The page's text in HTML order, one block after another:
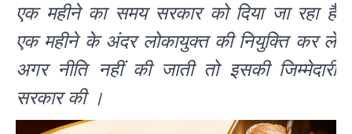
एक महीने का समय सरकार को दिया जा रहा है
एक महीने के अंदर लोकायुक्त की नियुक्ति कर ले
अगर नीति नहीं की जाती तो इसकी जिम्मेदारी
सरकार की ।